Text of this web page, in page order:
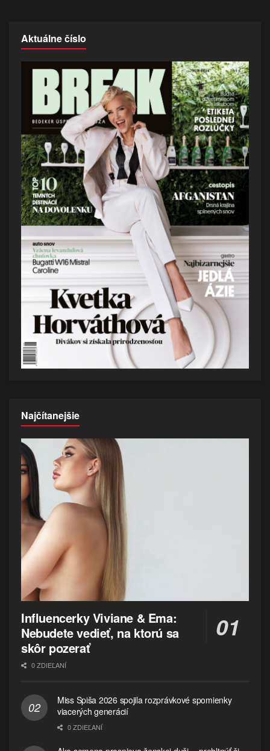
Aktuálne číslo
Najčítanejšie
Influencerky Viviane & Ema:
Nebudete vedieť, na ktorú sa
skôr pozerať
0 ZDIEĽANÍ
Miss Spiša 2026 spojila rozprávkové spomienky
viacerých generácií
0 ZDIEĽANÍ